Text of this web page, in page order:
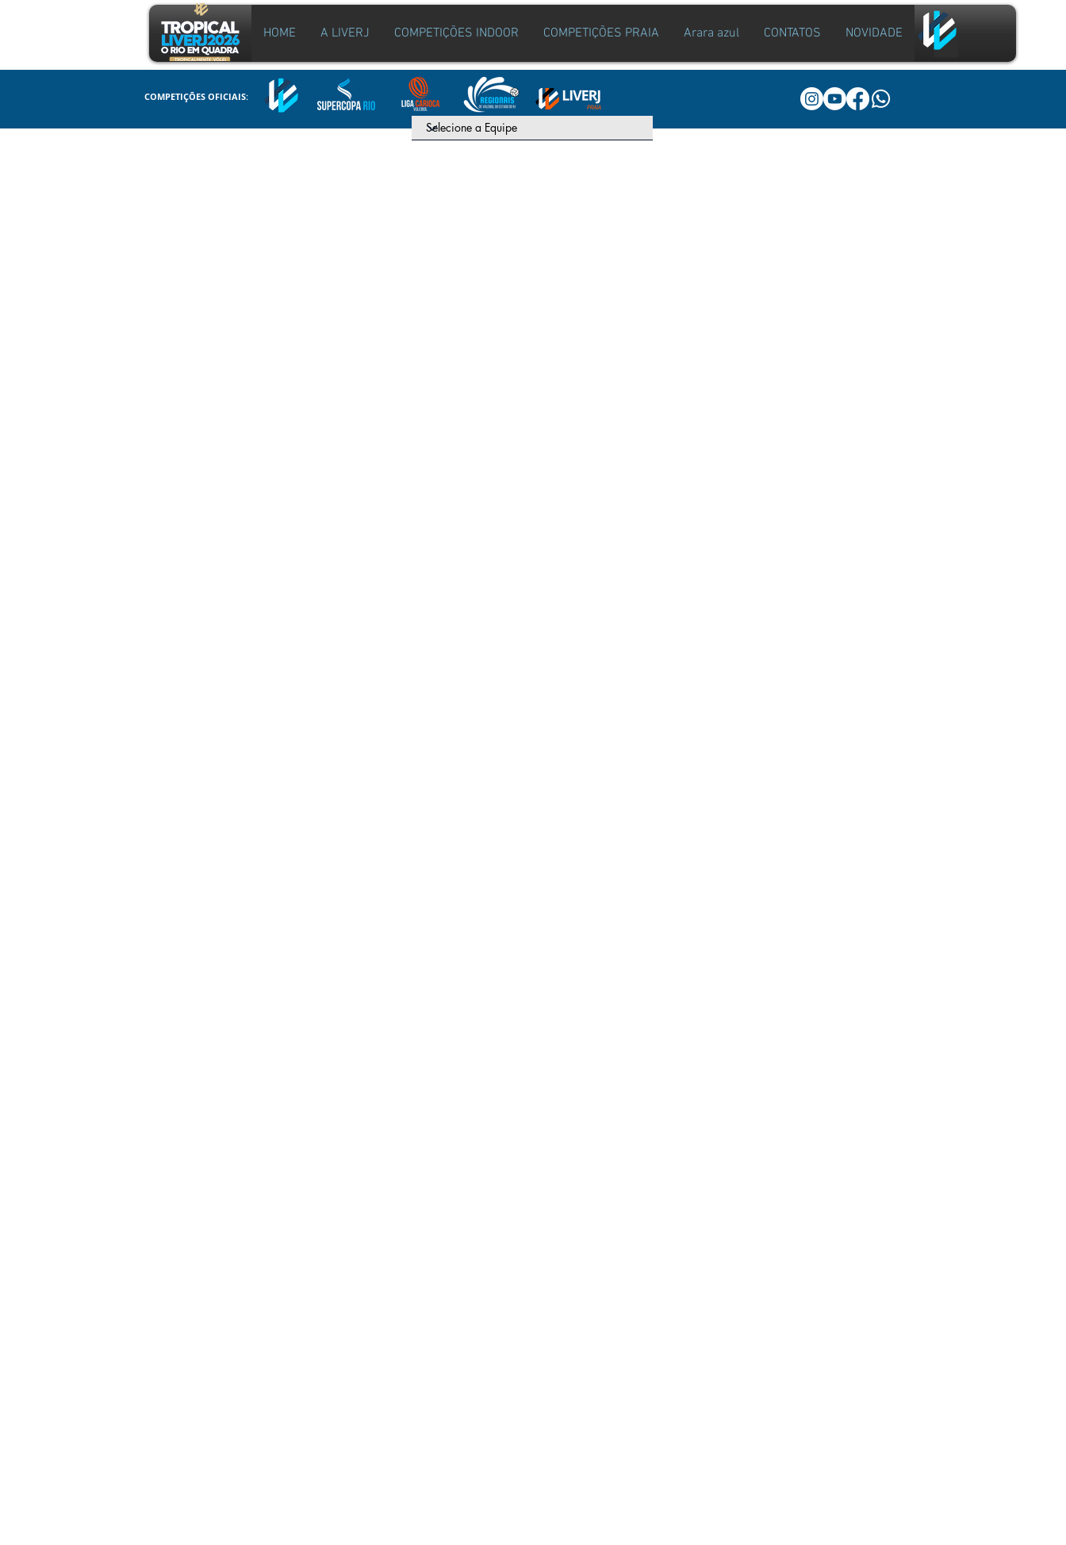
HOME A LIVERJ COMPETIÇÕES INDOOR COMPETIÇÕES PRAIA Arara azul CONTATOS NOVIDADE
COMPETIÇÕES OFICIAIS: